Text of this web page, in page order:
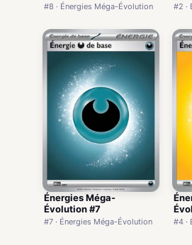
#8 · Énergies Méga-Évolution #2 ·
Énergies Méga-
Évolution #7
#7 · Énergies Méga-Évolution #4 ·